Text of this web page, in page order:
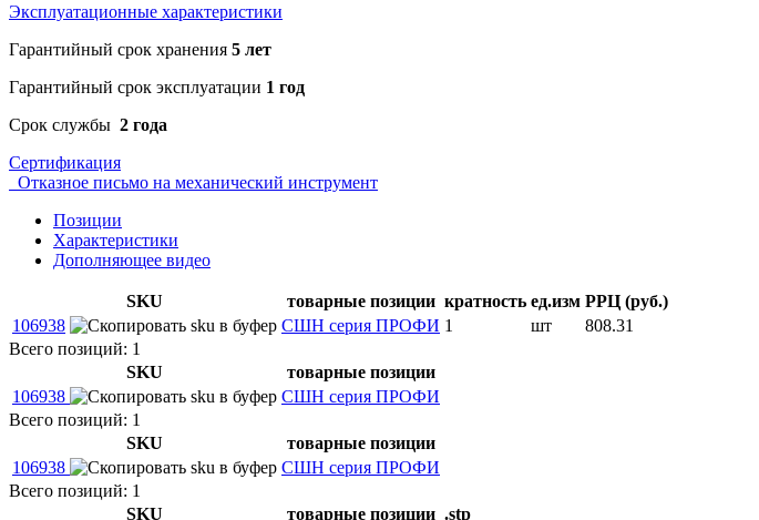
Эксплуатационные характеристики
Гарантийный срок хранения 5 лет
Гарантийный срок эксплуатации 1 год
Срок службы 2 года
Сертификация
Отказное письмо на механический инструмент
Позиции
Характеристики
Дополняющее видео
SKU товарные позиции кратность ед.изм РРЦ (руб.)
106938
СШН серия ПРОФИ 1 шт
808.31
Всего позиций: 1
SKU
товарные позиции
106938
СШН серия ПРОФИ
Всего позиций: 1
SKU
товарные позиции
106938
СШН серия ПРОФИ
Всего позиций: 1
SKU
товарные позиции .stp